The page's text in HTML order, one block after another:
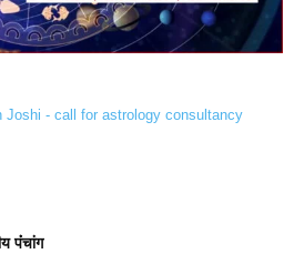
Joshi - call for astrology consultancy
पंंचांग